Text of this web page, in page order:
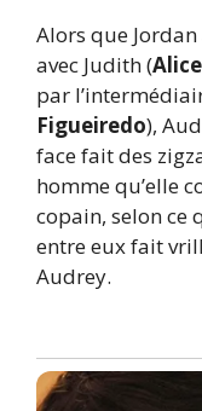
Alors que
avec Judith (
par
Figueiredo),
face fait des
homme qu’elle
copain, selon ce
entre eux fait
Audrey.